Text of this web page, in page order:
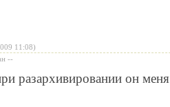
11:08)
--
разархивировании он